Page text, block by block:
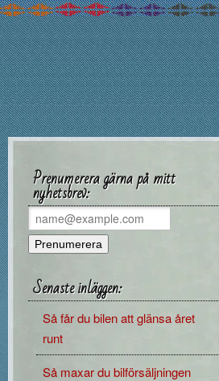
Prenumerera gärna på mitt
nyhetsbrev:
Senaste inläggen:
Så får du bilen att glänsa året
runt
Så maxar du bilförsäljningen